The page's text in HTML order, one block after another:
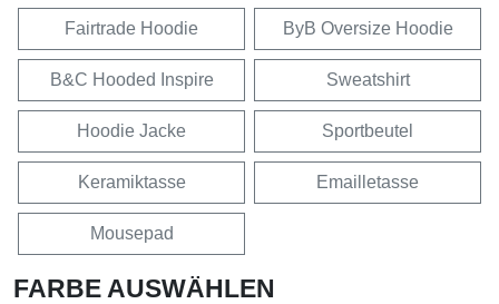
Fairtrade Hoodie ByB Oversize Hoodie
B&C Hooded Inspire Sweatshirt
Hoodie Jacke Sportbeutel
Keramiktasse Emailletasse
Mousepad
FARBE AUSWÄHLEN